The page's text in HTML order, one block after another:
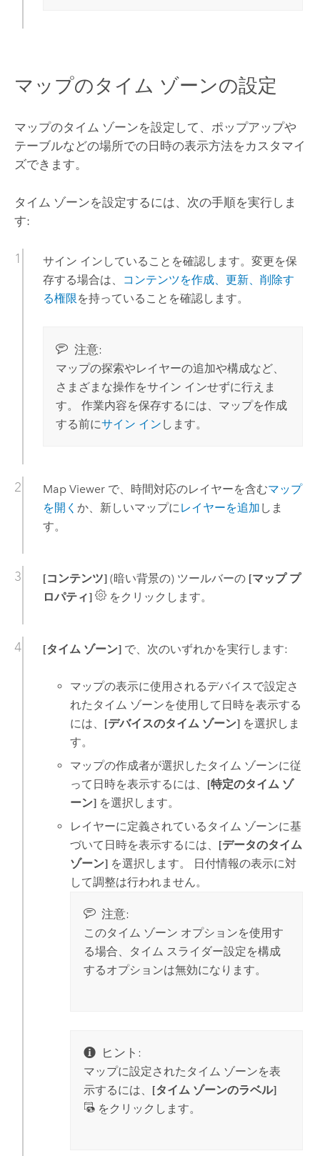
マップのタイム ゾーンの設定
マップのタイム ゾーンを設定して、ポップアップや
テーブルなどの場所での日時の表示方法をカスタマイ
ズできます。
タイム ゾーンを設定するには、次の手順を実行しま
す:
サイン インしていることを確認します。変更を保
存する場合は、
コンテンツを作成、更新、削除す
る権限を持っていることを確認します。
注意:
マップの探索やレイヤーの追加や構成など、
さまざまな操作をサイン インせずに行えま
す。 作業内容を保存するには、マップを作成
する前にサイン イン します。
Map Viewerで、時間対応のレイヤーを含むマップ
を開く か、新しいマップにレイヤーを追加 しま
す。
[コンテンツ](暗い背景の) ツールバーの [マップ プ
ロパティ]
をクリックします。
[タイム ゾーン]で、次のいずれかを実行します:
マップの表示に使用されるデバイスで設定さ
れたタイム ゾーンを使用して日時を表示する
には、 [デバイスのタイム ゾーン] を選択しま
す。
マップの作成者が選択したタイム ゾーンに従
って日時を表示するには、 [特定のタイム ゾ
ーン] を選択します。
レイヤーに定義されているタイム ゾーンに基
づいて日時を表示するには、 [データのタイム
ゾーン] を選択します。 日付情報の表示に対
して調整は行われません。
注意:
このタイム ゾーン オプションを使用す
る場合、タイム スライダー設定を構成
するオプションは無効になります。
ヒント:
マップに設定されたタイム ゾーンを表
示するには、 [タイム ゾーンのラベル]
をクリックします。